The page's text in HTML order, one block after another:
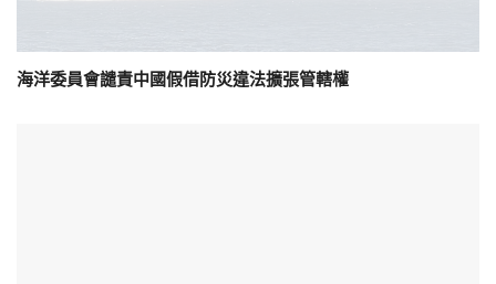
海洋委員會譴責中國假借防災違法擴張管轄權